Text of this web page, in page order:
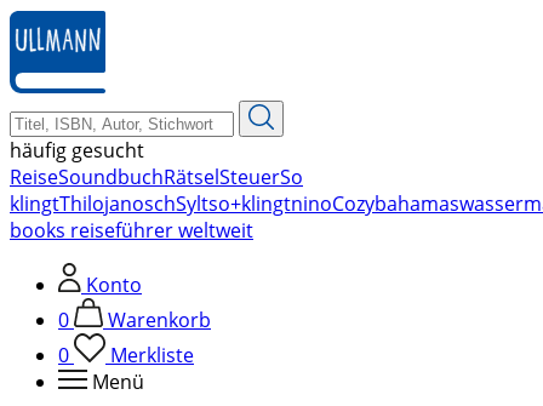
zum
Hauptinhalt
springen
häufig gesucht
ReiseSoundbuchRätselSteuerSo
klingtThilojanoschSyltso+klingtninoCozybahamas
books reiseführer weltweit
Konto
0
Warenkorb
0
Merkliste
Menü